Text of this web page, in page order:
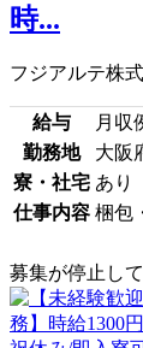
時...
フジアルテ株
給与 月収
勤務地
大阪
寮・社宅 あり
仕事内容 梱包
募集が停止し